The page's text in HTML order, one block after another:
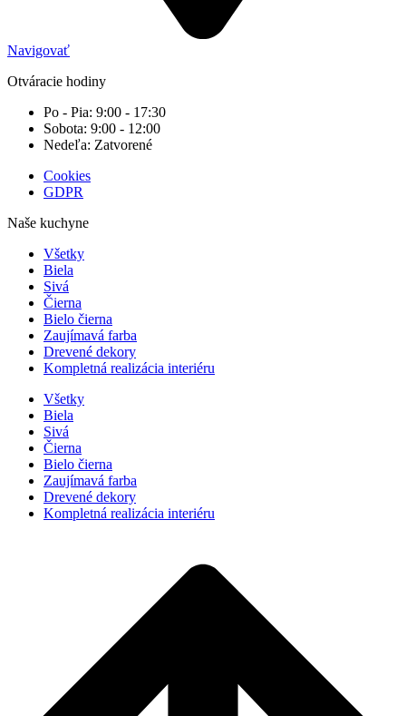
Navigovať
Otváracie hodiny
Po - Pia: 9:00 - 17:30
Sobota: 9:00 - 12:00
Nedeľa: Zatvorené
Cookies
GDPR
Naše kuchyne
Všetky
Biela
Sivá
Čierna
Bielo čierna
Zaujímavá farba
Drevené dekory
Kompletná realizácia interiéru
Všetky
Biela
Sivá
Čierna
Bielo čierna
Zaujímavá farba
Drevené dekory
Kompletná realizácia interiéru